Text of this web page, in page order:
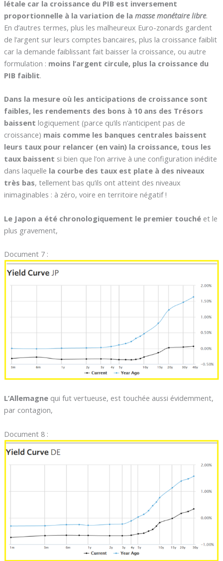
létale car la croissance du PIB est inversement
proportionnelle à la variation de la masse monétaire libre.
En d’autres termes, plus les malheureux Euro-zonards gardent
de l’argent sur leurs comptes bancaires, plus la croissance faiblit
car la demande faiblissant fait baisser la croissance, ou autre
formulation : moins l’argent circule, plus la croissance du
PIB faiblit.
Dans la mesure où les anticipations de croissance sont
faibles, les rendements des bons à 10 ans des Trésors
baissent logiquement (parce qu’ils n’anticipent pas de
croissance) mais comme les banques centrales baissent
leurs taux pour relancer (en vain) la croissance, tous les
taux baissent si bien que l’on arrive à une configuration inédite
dans laquelle la courbe des taux est plate à des niveaux
très bas, tellement bas qu’ils ont atteint des niveaux
inimaginables : à zéro, voire en territoire négatif !
Le Japon a été chronologiquement le premier touché et le
plus gravement,
Document 7 :
L’Allemagnequi fut vertueuse, est touchée aussi évidemment,
par contagion,
Document 8 :